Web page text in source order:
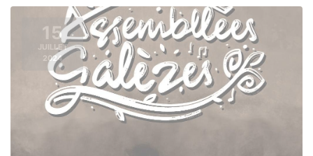
15
JUILLET
2024